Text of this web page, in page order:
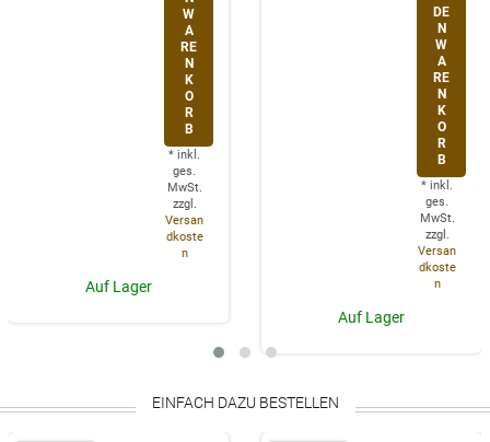
W
A
RE
N
K
O
R
B
* inkl.
ges.
MwSt.
zzgl.
Versan
dkoste
n
Auf Lager
DE
N
W
A
RE
N
K
O
R
B
* inkl.
ges.
MwSt.
zzgl.
Versan
dkoste
n
Auf Lager
EINFACH DAZU BESTELLEN